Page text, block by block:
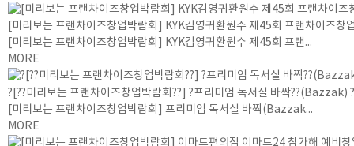
[미리보는 프랜차이즈창업박람회] KYK김영귀환원수 제45회 프랜차이즈창
[미리보는 프랜차이즈창업박람회] KYK김영귀환원수 제45회 프랜...
MORE
?[??미리보는 프랜차이즈창업박람회??] ?프리미엄 독서실 바짝??(Bazzak)
[미리보는 프랜차이즈창업박람회] 프리미엄 독서실 바짝(Bazzak...
MORE